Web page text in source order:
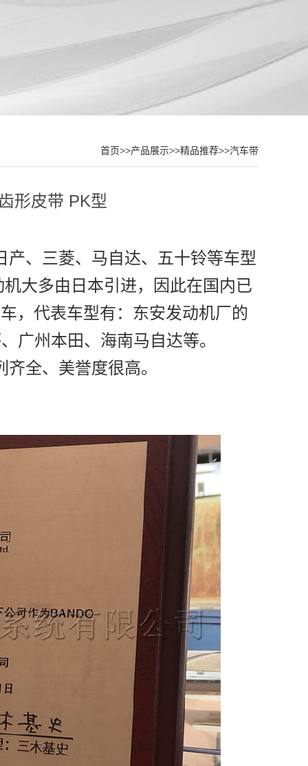
首页>>产品展示>>精品推荐>>汽车带
形皮带 PK型
、三菱、马自达、五十铃等车型
大多由日本引进，因此在国内已
，代表车型有：东安发动机厂的
广州本田、海南马自达等。
全、美誉度很高。